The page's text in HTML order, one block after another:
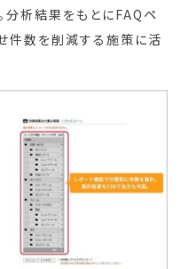
分析結果をもとにFAQペ
件数を削減する施策に活